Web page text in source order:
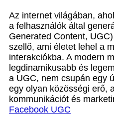
Az internet világában,
a felhasználók által
Generated Content,
szellő, ami életet lehel a
interakciókba. A modern
legdinamikusabb és
a UGC, nem csupán egy
egy olyan közösségi erő,
kommunikációt és
Facebook UGC